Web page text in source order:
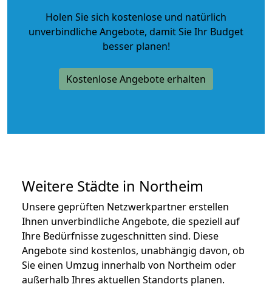
Holen Sie sich kostenlose und natürlich
unverbindliche Angebote, damit Sie Ihr Budget
besser planen!
Kostenlose Angebote erhalten
Weitere Städte in Northeim
Unsere geprüften Netzwerkpartner erstellen
Ihnen unverbindliche Angebote, die speziell auf
Ihre Bedürfnisse zugeschnitten sind. Diese
Angebote sind kostenlos, unabhängig davon, ob
Sie einen Umzug innerhalb von Northeim oder
außerhalb Ihres aktuellen Standorts planen.